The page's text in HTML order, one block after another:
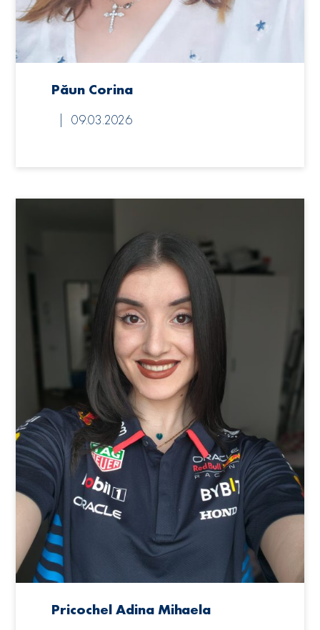
Păun Corina
09.03.2026
Pricochel Adina Mihaela